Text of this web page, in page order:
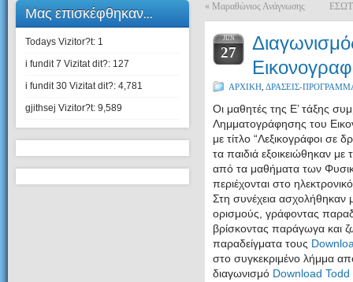
Μας επισκέφθηκαν...
Todays Vizitor?t: 1
i fundit 7 Vizitat dit?: 127
i fundit 30 Vizitat dit?: 4,781
gjithsej Vizitor?t: 9,589
« Μαραθώνιος Ανάγνωσης
JUN
27
ΑΡΧΙΚΗ ΔΡΑΣΕΙΣ-
Οι μαθητές της Ε’ τάξης
Λημματογράφησης του
με τίτλο “Λεξικογράφοι σε
τα παιδιά εξοικειώθηκαν
από τα μαθήματα των
περιέχονται στο
Στη συνέχεια ασχολήθηκαν
ορισμούς, γράφοντας
βρίσκοντας παράγωγα και
παραδείγματα τους
στο συγκεκριμένο λήμμα
διαγωνισμό Download Todd